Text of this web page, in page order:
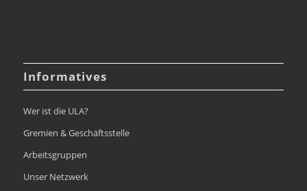
Informatives
Wer ist die ULA?
Gremien & Geschäftsstelle
Arbeitsgruppen
Unser Netzwerk